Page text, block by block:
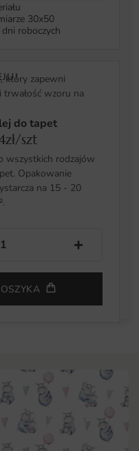
30x50
roboczych
który zapewni
trwałość wzoru na
do tapet
szt
wszystkich rodzajów
Opakowanie
na 15 - 20
+